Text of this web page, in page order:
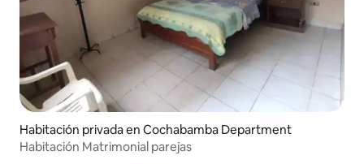
Habitación privada en Cochabamba Department
Habitación Matrimonial parejas